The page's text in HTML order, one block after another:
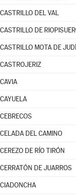
CASTRILLO DEL VAL
CASTRILLO DE
CASTRILLO MOTA DE
CASTROJERIZ
CAVIA
CAYUELA
CEBRECOS
CELADA DEL CAMINO
CEREZO DE RÍO TIRÓN
CERRATÓN DE JUARROS
CIADONCHA